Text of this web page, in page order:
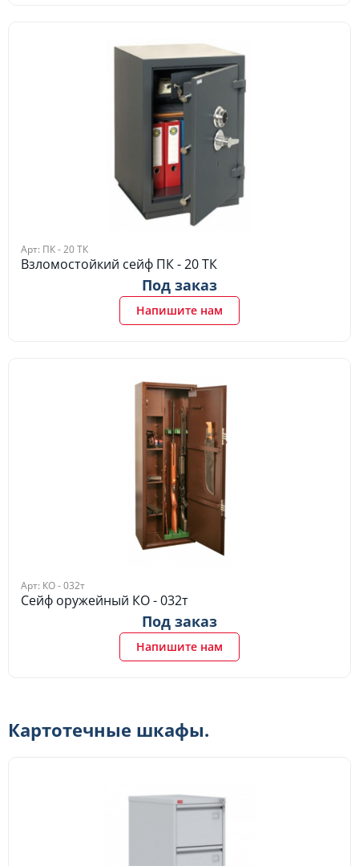
Арт: ПК - 20 ТК
Взломостойкий сейф ПК - 20 ТК
Под заказ
Напишите нам
Арт: КО - 032т
Сейф оружейный КО - 032т
Под заказ
Напишите нам
Картотечные шкафы.